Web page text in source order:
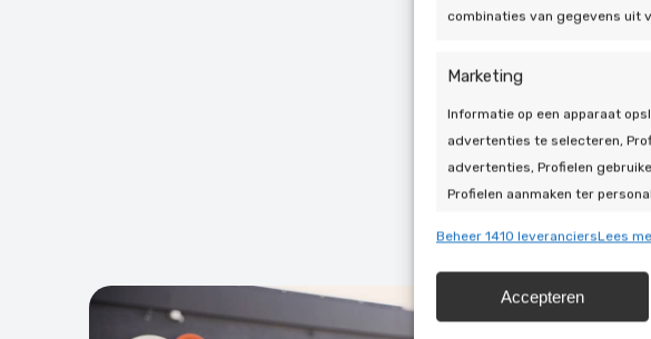
combinaties van gegevens uit
Marketing
Informatie op een apparaat
advertenties te selecteren,
advertenties, Profielen
Profielen aanmaken ter
gebruiken om content te
Toepassingen
Beheer 1410 leveranciersLees
Accepteren